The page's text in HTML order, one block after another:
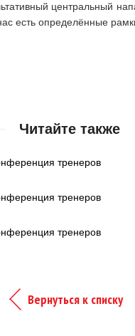
центральный
есть определённые
Читайте также
тренеров
тренеров
тренеров
Вернуться к списку